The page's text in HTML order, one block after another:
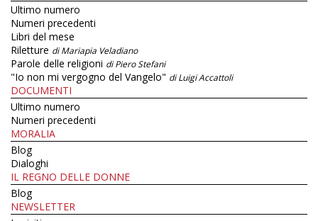
Ultimo numero
Numeri precedenti
Libri del mese
Riletture di Mariapia Veladiano
Parole delle religioni di Piero Stefani
"Io non mi vergogno del Vangelo" di Luigi Accattoli
DOCUMENTI
Ultimo numero
Numeri precedenti
MORALIA
Blog
Dialoghi
IL REGNO DELLE DONNE
Blog
NEWSLETTER